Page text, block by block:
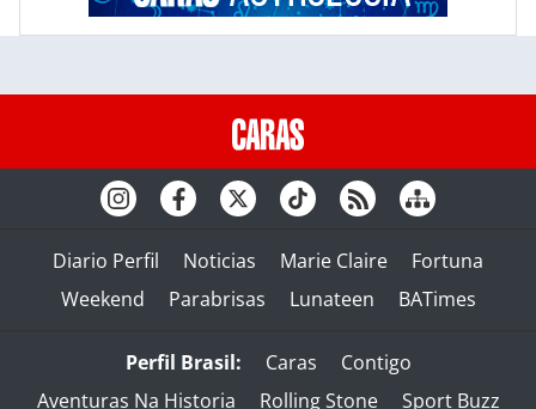
Diario Perfil Noticias Marie Claire
Fortuna
Weekend
Parabrisas Lunateen BATimes
Perfil Brasil: Caras
Contigo
Aventuras Na Historia
Rolling Stone Sport Buzz